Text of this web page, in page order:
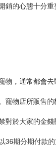
的心態十分
，通常都會去
物店所販售
於大家的金錢
期分期付款